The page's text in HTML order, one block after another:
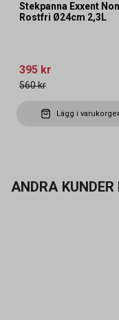
Stekpanna Exxent
Rostfri Ø24cm 2,3L
395 kr
560 kr
Lägg i
ANDRA